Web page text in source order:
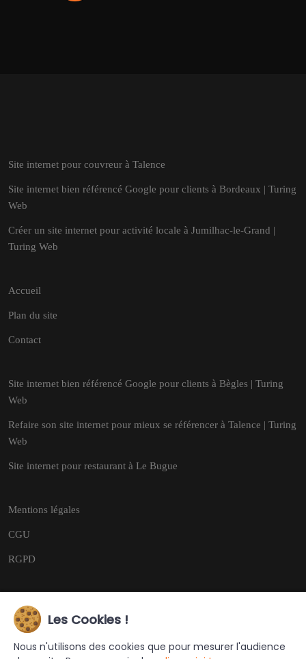
Site internet pour couvreur à Talence
Site internet bien référencé Google pour clients à Bordeaux | Turing
Web
Créer un site internet pour activité locale à Jumilhac-le-Grand |
Turing Web
Accueil
Plan du site
Contact
Site internet bien référencé Google pour clients à Bègles | Turing
Web
Refaire son site internet pour mieux se référencer à Talence | Turing
Web
Site internet pour restaurant à Le Bugue
Mentions légales
CGU
RGPD
Copyright © 2026
Les Cookies !
Nous n'utilisons des cookies que pour mesurer l'audience